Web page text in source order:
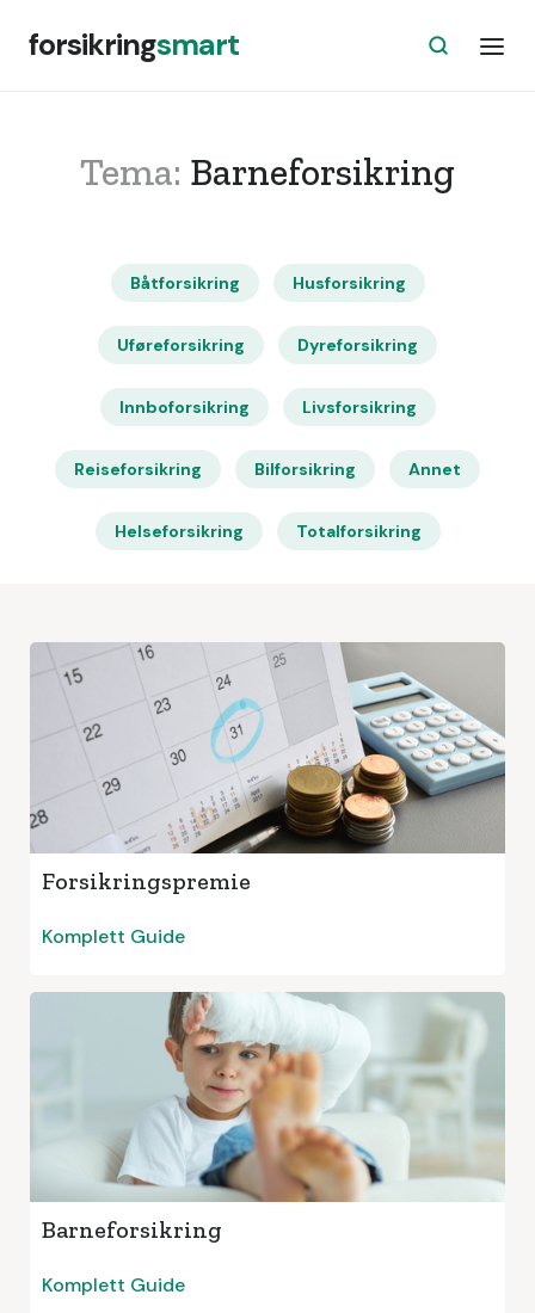
forsikringsmart
Tema: Barneforsikring
Båtforsikring Husforsikring
Uføreforsikring Dyreforsikring
Innboforsikring Livsforsikring
Reiseforsikring Bilforsikring Annet
Helseforsikring Totalforsikring
Forsikringspremie
Komplett Guide
Barneforsikring
Komplett Guide